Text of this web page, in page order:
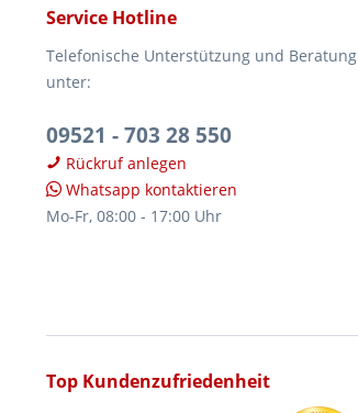
Service Hotline
Telefonische Unterstützung und Beratung
unter:
09521 - 703 28 550
Rückruf anlegen
Whatsapp kontaktieren
Mo-Fr, 08:00 - 17:00 Uhr
Top Kundenzufriedenheit